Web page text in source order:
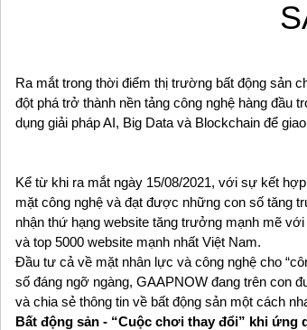
Ra mắt trong thời điểm thị trường bất động sản
đột phá trở thành nền tảng công nghệ hàng đầu
dụng giải pháp AI, Big Data và Blockchain để
Kể từ khi ra mắt ngày 15/08/2021, với sự kết
mặt công nghệ và đạt được những con số tăng
nhận thứ hạng website tăng trưởng mạnh mẽ
và top 5000 website mạnh nhất Việt Nam.
Đầu tư cả về mặt nhân lực và công nghệ cho
số đáng ngỡ ngàng, GAAPNOW đang trên con
và chia sẻ thông tin về bất động sản một cách
Bất động sản - “Cuộc chơi thay đổi” khi ứng